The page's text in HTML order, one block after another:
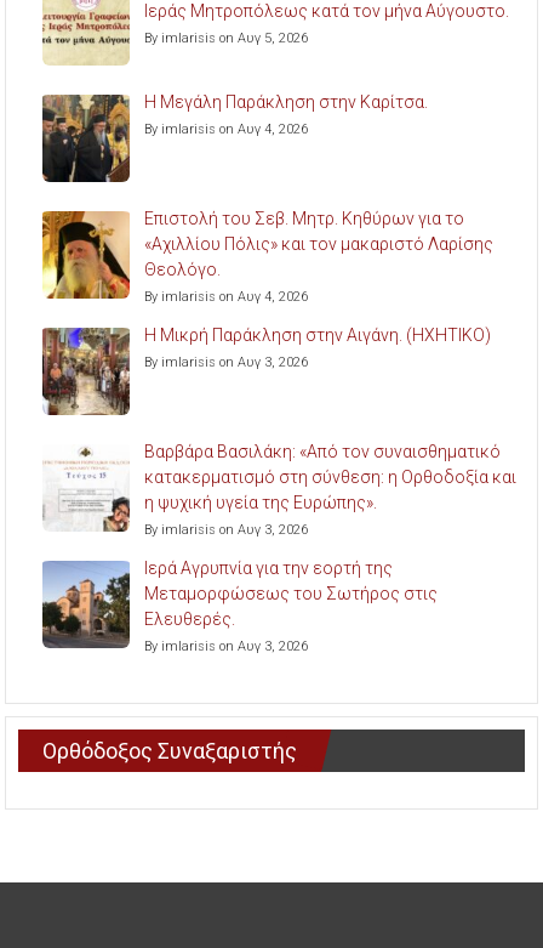
Ιεράς Μητροπόλεως κατά τον μήνα Αύγουστο.
By imlarisis on Αυγ 5, 2026
Η Μεγάλη Παράκληση στην Καρίτσα.
By imlarisis on Αυγ 4, 2026
Επιστολή του Σεβ. Μητρ. Κηθύρων για το
«Αχιλλίου Πόλις» και τον μακαριστό Λαρίσης
Θεολόγο.
By imlarisis on Αυγ 4, 2026
Η Μικρή Παράκληση στην Αιγάνη. (ΗΧΗΤΙΚΟ)
By imlarisis on Αυγ 3, 2026
Βαρβάρα Βασιλάκη: «Από τον συναισθηματικό
κατακερματισμό στη σύνθεση: η Ορθοδοξία και
η ψυχική υγεία της Ευρώπης».
By imlarisis on Αυγ 3, 2026
Ιερά Αγρυπνία για την εορτή της
Μεταμορφώσεως του Σωτήρος στις
Ελευθερές.
By imlarisis on Αυγ 3, 2026
Ορθόδοξος Συναξαριστής